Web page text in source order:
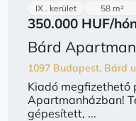
IX . kerület 58 m²
350.000 HUF/
Bárd
1097 Budapest, Bárd
Kiadó megfizethető
Apartmanházban!
gépesített, ...